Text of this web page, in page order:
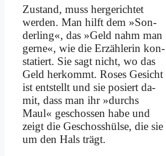
Zu­stand, muss her­ge­rich­tet
wer­den. Man hilft dem »Son­
der­ling«, das »Geld nahm man
ger­ne«, wie die Er­zäh­le­rin kon­
sta­tiert. Sie sagt nicht, wo das
Geld her­kommt. Ro­ses Ge­sicht
ist ent­stellt und sie po­siert da­
mit, dass man ihr »durchs
Maul« ge­schos­sen ha­be und
zeigt die Ge­schoss­hül­se, die sie
um den Hals trägt.